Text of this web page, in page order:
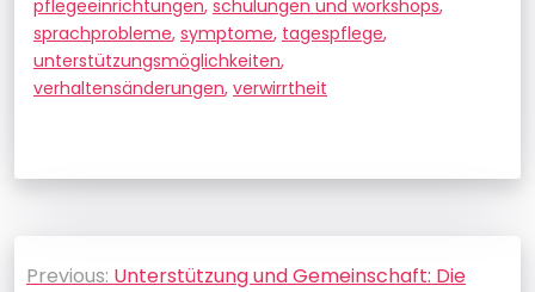
pflegeeinrichtungen, schulungen und workshops,
sprachprobleme, symptome, tagespflege,
unterstützungsmöglichkeiten,
verhaltensänderungen, verwirrtheit
Beitragsnavigation
Previous: Unterstützung und Gemeinschaft: Die